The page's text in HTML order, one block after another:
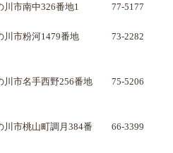
川市南中326番地1 77-5177
川市粉河1479番地 73-2282
川市名手西野256番地 75-5206
川市桃山町調月384番
66-3399